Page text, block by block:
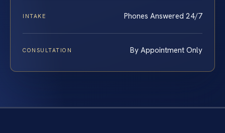
INTAKE Phones Answered 24/7
CONSULTATION By Appointment Only